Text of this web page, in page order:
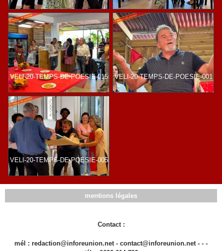
VELI-20-TEMPS-DE-POESIE-015 VELI-20-TEMPS-DE-POESIE-001
VELI-20-TEMPS-DE-POESIE-005
mentions légales
Contact :
mél : redaction@inforeunion.net - contact@inforeunion.net - - -